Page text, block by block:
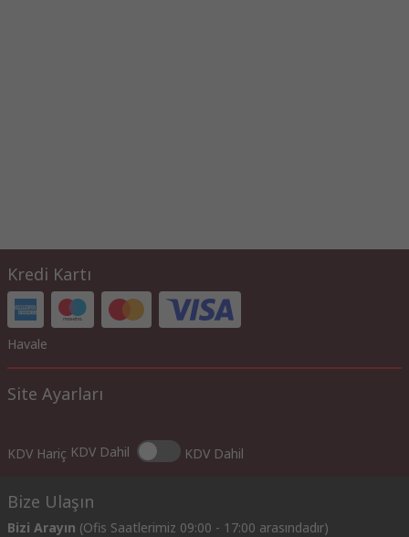
Kredi Kartı
Havale
Site Ayarları
KDV Hariç KDV Dahil KDV Dahil
Bize Ulaşın
Bizi Arayın (Ofis Saatlerimiz 09:00 - 17:00 arasındadır)